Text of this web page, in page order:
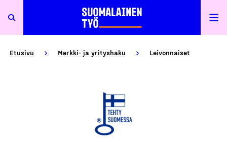
Etusivu Merkki- ja yrityshaku Leivonnaiset